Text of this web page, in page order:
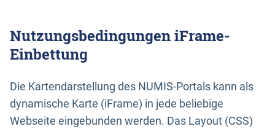
Nutzungsbedingungen iFrame-
Einbettung
Die Kartendarstellung des NUMIS-Portals kann als
dynamische Karte (iFrame) in jede beliebige
Webseite eingebunden werden. Das Layout (CSS)